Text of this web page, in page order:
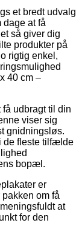
et bredt udvalg
dage at få
så giver dig
produkter på
rigtig enkel,
40 cm –
udbragt til din
viser sig
gnidningsløs.
de fleste tilfælde
bopæl.
er
om få
at
for den